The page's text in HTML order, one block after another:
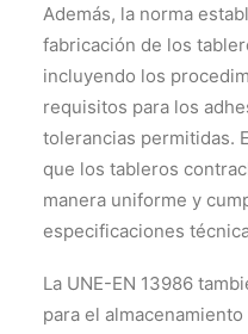
Además, la norma
fabricación de los
incluyendo los
requisitos para los
tolerancias permitidas.
que los tableros
manera uniforme y
especificaciones
La UNE-EN 13986
para el